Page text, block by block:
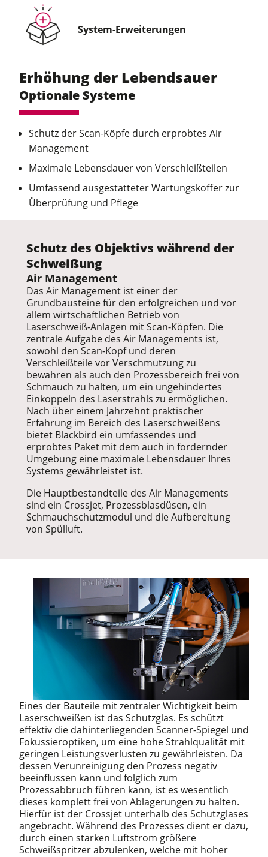
System-Erweiterungen
Erhöhung der Lebendsauer
Optionale Systeme
Schutz der Scan-Köpfe durch erprobtes Air
Management
Maximale Lebensdauer von Verschleißteilen
Umfassend ausgestatteter Wartungskoffer zur
Überprüfung und Pflege
Schutz des Objektivs während der
Schweißung
Air Management
Das Air Management ist einer der
Grundbausteine für den erfolgreichen und vor
allem wirtschaftlichen Betrieb von
Laserschweiß-Anlagen mit Scan-Köpfen. Die
zentrale Aufgabe des Air Managements ist,
sowohl den Scan-Kopf und deren
Verschleißteile vor Verschmutzung zu
bewahren als auch den Prozessbereich frei von
Schmauch zu halten, um ein ungehindertes
Einkoppeln des Laserstrahls zu ermöglichen.
Nach über einem Jahrzehnt praktischer
Erfahrung im Bereich des Laserschweißens
bietet Blackbird ein umfassendes und
erprobtes Paket mit dem auch in fordernder
Umgebung eine maximale Lebensdauer Ihres
Systems gewährleistet ist.
Die Hauptbestandteile des Air Managements
sind ein Crossjet, Prozessblasdüsen, ein
Schmauchschutzmodul und die Aufbereitung
von Spülluft.
Eines der Bauteile mit zentraler Wichtigkeit beim
Laserschweißen ist das Schutzglas. Es schützt
effektiv die dahinterliegenden Scanner-Spiegel und
Fokussieroptiken, um eine hohe Strahlqualität mit
geringen Leistungsverlusten zu gewährleisten. Da
dessen Verunreinigung den Prozess negativ
beeinflussen kann und folglich zum
Prozessabbruch führen kann, ist es wesentlich
dieses komplett frei von Ablagerungen zu halten.
Hierfür ist der Crossjet unterhalb des Schutzglases
angebracht. Während des Prozesses dient er dazu,
durch einen starken Luftstrom größere
Schweißspritzer abzulenken, welche mit hoher